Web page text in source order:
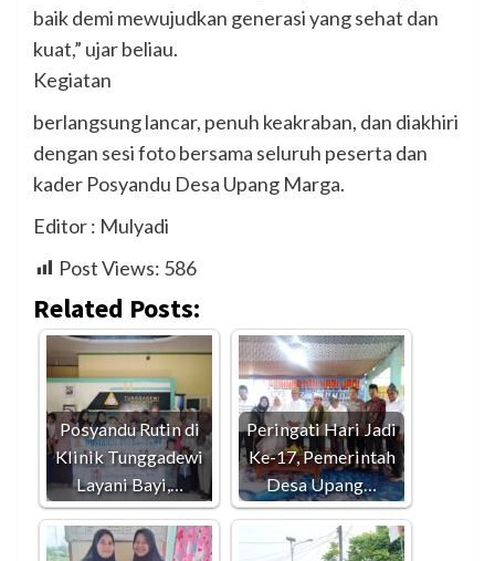
baik demi mewujudkan generasi yang sehat dan
kuat,” ujar beliau.
Kegiatan
berlangsung lancar, penuh keakraban, dan diakhiri
dengan sesi foto bersama seluruh peserta dan
kader Posyandu Desa Upang Marga.
Editor : Mulyadi
Post Views: 586
Related Posts:
Posyandu Rutin di
Klinik Tunggadewi
Layani Bayi,…
Peringati Hari Jadi
Ke-17, Pemerintah
Desa Upang…